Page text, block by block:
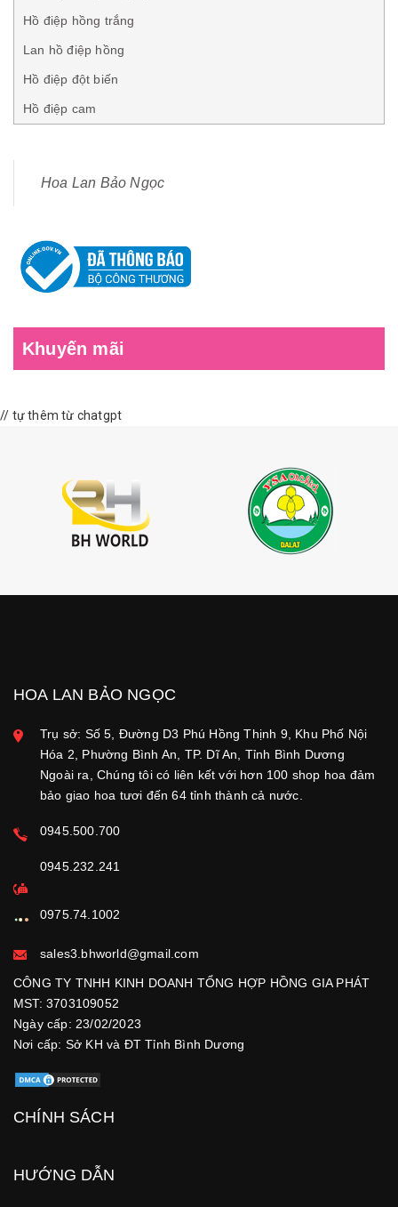
Hồ điệp hồng trắng
Lan hồ điệp hồng
Hồ điệp đột biến
Hồ điệp cam
Hoa Lan Bảo Ngọc
Khuyến mãi
// tự thêm từ chatgpt
HOA LAN BẢO NGỌC
Trụ sở: Số 5, Đường D3 Phú Hồng Thịnh 9, Khu Phố Nội
Hóa 2, Phường Bình An, TP. Dĩ An, Tỉnh Bình Dương
Ngoài ra, Chúng tôi có liên kết với hơn 100 shop hoa đảm
bảo giao hoa tươi đến 64 tỉnh thành cả nước.
0945.500.700
0945.232.241
0975.74.1002
sales3.bhworld@gmail.com
CÔNG TY TNHH KINH DOANH TỔNG HỢP HỒNG GIA PHÁT
MST: 3703109052
Ngày cấp: 23/02/2023
Nơi cấp: Sở KH và ĐT Tỉnh Bình Dương
CHÍNH SÁCH
HƯỚNG DẪN